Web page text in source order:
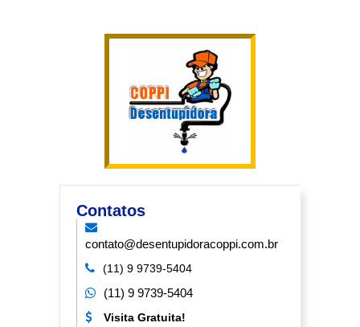
Contatos
contato@desentupidoracoppi.com.br
(11) 9 9739-5404
(11) 9 9739-5404
Visita Gratuita!